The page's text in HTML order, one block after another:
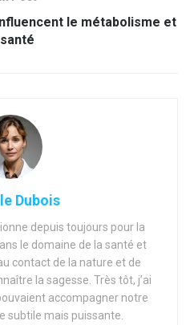
le métabolisme et
Dubois
depuis toujours pour la
le domaine de la santé et
contact de la nature et de
la sagesse. Très tôt, j’ai
accompagner notre
subtile mais puissante.